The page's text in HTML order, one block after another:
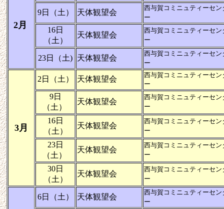
2月
9日（土） 天体観望会
西与賀コミニュティーセン
ー
16日
（土）
天体観望会
西与賀コミニュティーセン
ー
23日（土) 天体観望会
西与賀コミニュティーセン
ー
3月
2日（土） 天体観望会
西与賀コミニュティーセン
ー
9日
（土）
天体観望会
西与賀コミニュティーセン
ー
16日
（土）
天体観望会
西与賀コミニュティーセン
ー
23日
（土）
天体観望会
西与賀コミニュティーセン
ー
30日
（土）
天体観望会
西与賀コミニュティーセン
ー
6日（土） 天体観望会
西与賀コミニュティーセン
ー